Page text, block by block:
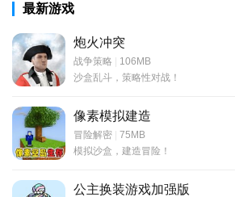
最新游戏
炮火冲突
战争策略 | 106MB
沙盒乱斗，策略性对战！
像素模拟建造
冒险解密 | 75MB
模拟沙盒，建造冒险！
公主换装游戏加强版